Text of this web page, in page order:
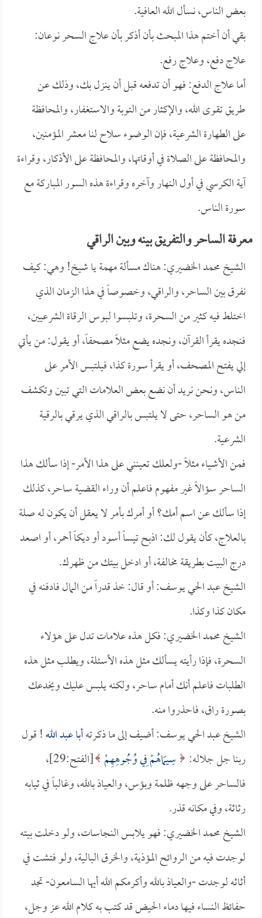
بعض الناس، نسأل الله العافية.
بقي أن أختم هذا المبحث بأن أذكر بأن علاج السحر نوعان:
علاج دفع، وعلاج رفع.
أما علاج الدفع: فهو أن تدفعه قبل أن ينزل بك، وذلك عن
طريق تقوى الله، والإكثار من التوبة والاستغفار، والمحافظة
على الطهارة الشرعية، فإن الوضوء سلاح لنا معشر المؤمنين،
والمحافظة على الصلاة في أوقاتها، والمحافظة على الأذكار، وقراءة
آية الكرسي في أول النهار وآخره وقراءة هذه السور المباركة مع
سورة الناس.
معرفة الساحر والتفريق بينه وبين الراقي
الشيخ محمد الخضيري: هناك مسألة مهمة يا شيخ! وهي: كيف
نفرق بين الساحر، والراقي، وخصوصاً في هذا الزمان الذي
اختلط فيه كثير من السحرة، وتلبسوا لبوس الرقاة الشرعيين،
فنجده يقرأ القرآن، ونجده يضع مثلاً مصحفاً، أو يقول: من يأتي
إلي يفتح المصحف، أو يقرأ سورة كذا، فيلتبس الأمر على
الناس، ونحن نريد أن نضع بعض العلامات التي تبين وتكشف
من هو الساحر، حتى لا يلتبس بالراقي الذي يرقي بالرقية
الشرعية.
فمن الأشياء مثلاً -ولعلك تعينني على هذا الأمر- إذا سألك هذا
الساحر سؤالاً غير مفهوم فاعلم أن وراء القضية ساحر، كذلك
إذا سألك عن اسم أمك؟ أو أمرك بأمر لا يعقل أن يكون له صلة
بالعلاج، كأن يقول لك: اذبح تيساً أسود أو ديكاً أحمر، أو اصعد
درج البيت بطريقة مخالفة، أو ادخل بيتك من ظهرك.
الشيخ عبد الحي يوسف: أو قال: خذ قدراً من المال فادفنه في
مكان كذا وكذا.
الشيخ محمد الخضيري: فكل هذه علامات تدل على هؤلاء
السحرة، فإذا رأيته يسألك مثل هذه الأسئلة، ويطلب مثل هذه
الطلبات فاعلم أنك أمام ساحر، ولكنه يلبس عليك ويخدعك
بصورة راق، فاحذروا منه.
الشيخ عبد الحي يوسف: أضيف إلى ما ذكرتهأبا عبد الله! قول
ربنا جل جلاله:
سِيمَاهُمْ فِي وُجُوهِهِمْ
[الفتح:29]،
فالساحر على وجهه ظلمة وبؤس، والعياذ بالله، وغالباً في ثيابه
رثاثة، وفي مكانه قذر.
الشيخ محمد الخضيري: فهو يلابس النجاسات، ولو دخلت بيته
لوجدت فيه من الروائح المؤذية، والخرق البالية، ولو فتشت في
أثاثه لوجدت -والعياذ بالله وأكرمكم الله أيها السامعون- تجد
حفائظ النساء فيها دماء الحيض قد كتب به كلام الله عز وجل،